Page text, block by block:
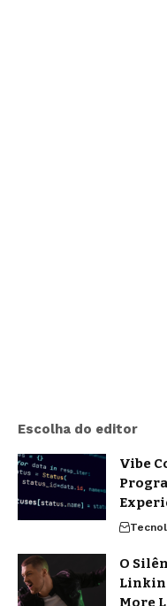
Escolha do editor
Vibe
O
Linkin
More